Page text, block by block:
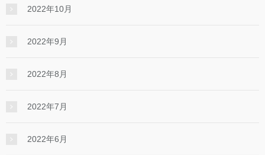
2022年10月
2022年9月
2022年8月
2022年7月
2022年6月